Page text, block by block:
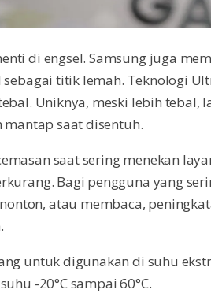
di engsel. Samsung juga
titik lemah. Teknologi
Uniknya, meski lebih
saat disentuh.
saat sering menekan
Bagi pengguna yang
atau membaca,
untuk digunakan di suhu
-20°C sampai 60°C.